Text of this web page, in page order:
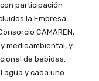
participación
la Empresa
CAMAREN,
medioambiental, y
de bebidas.
agua y cada uno